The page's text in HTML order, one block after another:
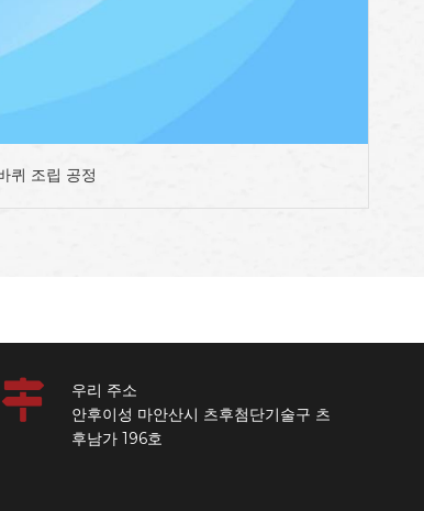
퀴 조립 공정
우리 주소
안후이성 마안산시 츠후첨단기술구 츠
후남가 196호